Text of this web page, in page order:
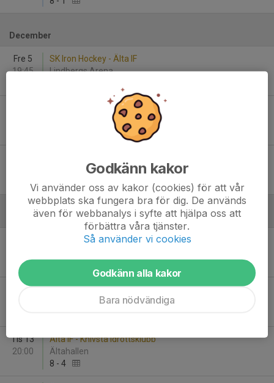
December
Fre 5
19:45
SK Iron Hockey - Älta IF
Lindbergs Arena
Ältahallen
2
Januari - 2026
Trångsunds IF - Älta IF
Fre 9
Kista HC - Älta IF
Tis 13
20:00
Älta IF - Knivsta Idrottsklubb
Ältahallen
8 - 4
Godkänn kakor
Vi använder oss av kakor (cookies) för att vår
webbplats ska fungera bra för dig. De används
även för webbanalys i syfte att hjälpa oss att
förbättra våra tjänster.
Så använder vi cookies
Godkänn alla kakor
Bara nödvändiga